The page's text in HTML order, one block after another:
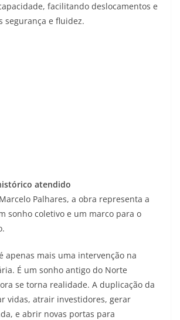
facilitando deslocamentos e
segurança e fluidez.
atendido
Palhares, a obra representa a
sonho coletivo e um marco para o
apenas mais uma intervenção na
É um sonho antigo do Norte
se torna realidade. A duplicação da
vidas, atrair investidores, gerar
e abrir novas portas para